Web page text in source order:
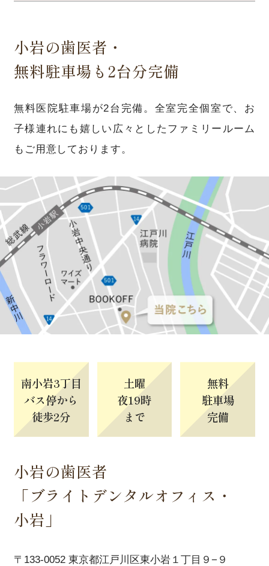
小岩の歯医者・
無料駐車場も2台分完備
無料医院駐車場が2台完備。全室完全個室で、お
子様連れにも嬉しい広々としたファミリールーム
もご用意しております。
南小岩3丁目
バス停から
徒歩2分
土曜
夜19時
まで
無料
駐車場
完備
小岩の歯医者
「ブライトデンタルオフィス・
小岩」
〒133-0052 東京都江戸川区東小岩１丁目９−９